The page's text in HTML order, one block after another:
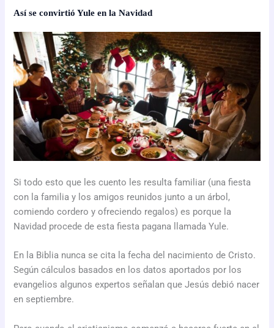
Así se convirtió Yule en la Navidad
Si todo esto que les cuento les resulta familiar (una fiesta
con la familia y los amigos reunidos junto a un árbol,
comiendo cordero y ofreciendo regalos) es porque la
Navidad procede de esta fiesta pagana llamada Yule.
En la Biblia nunca se cita la fecha del nacimiento de Cristo.
Según cálculos basados en los datos aportados por los
evangelios algunos expertos señalan que Jesús debió nacer
en septiembre.